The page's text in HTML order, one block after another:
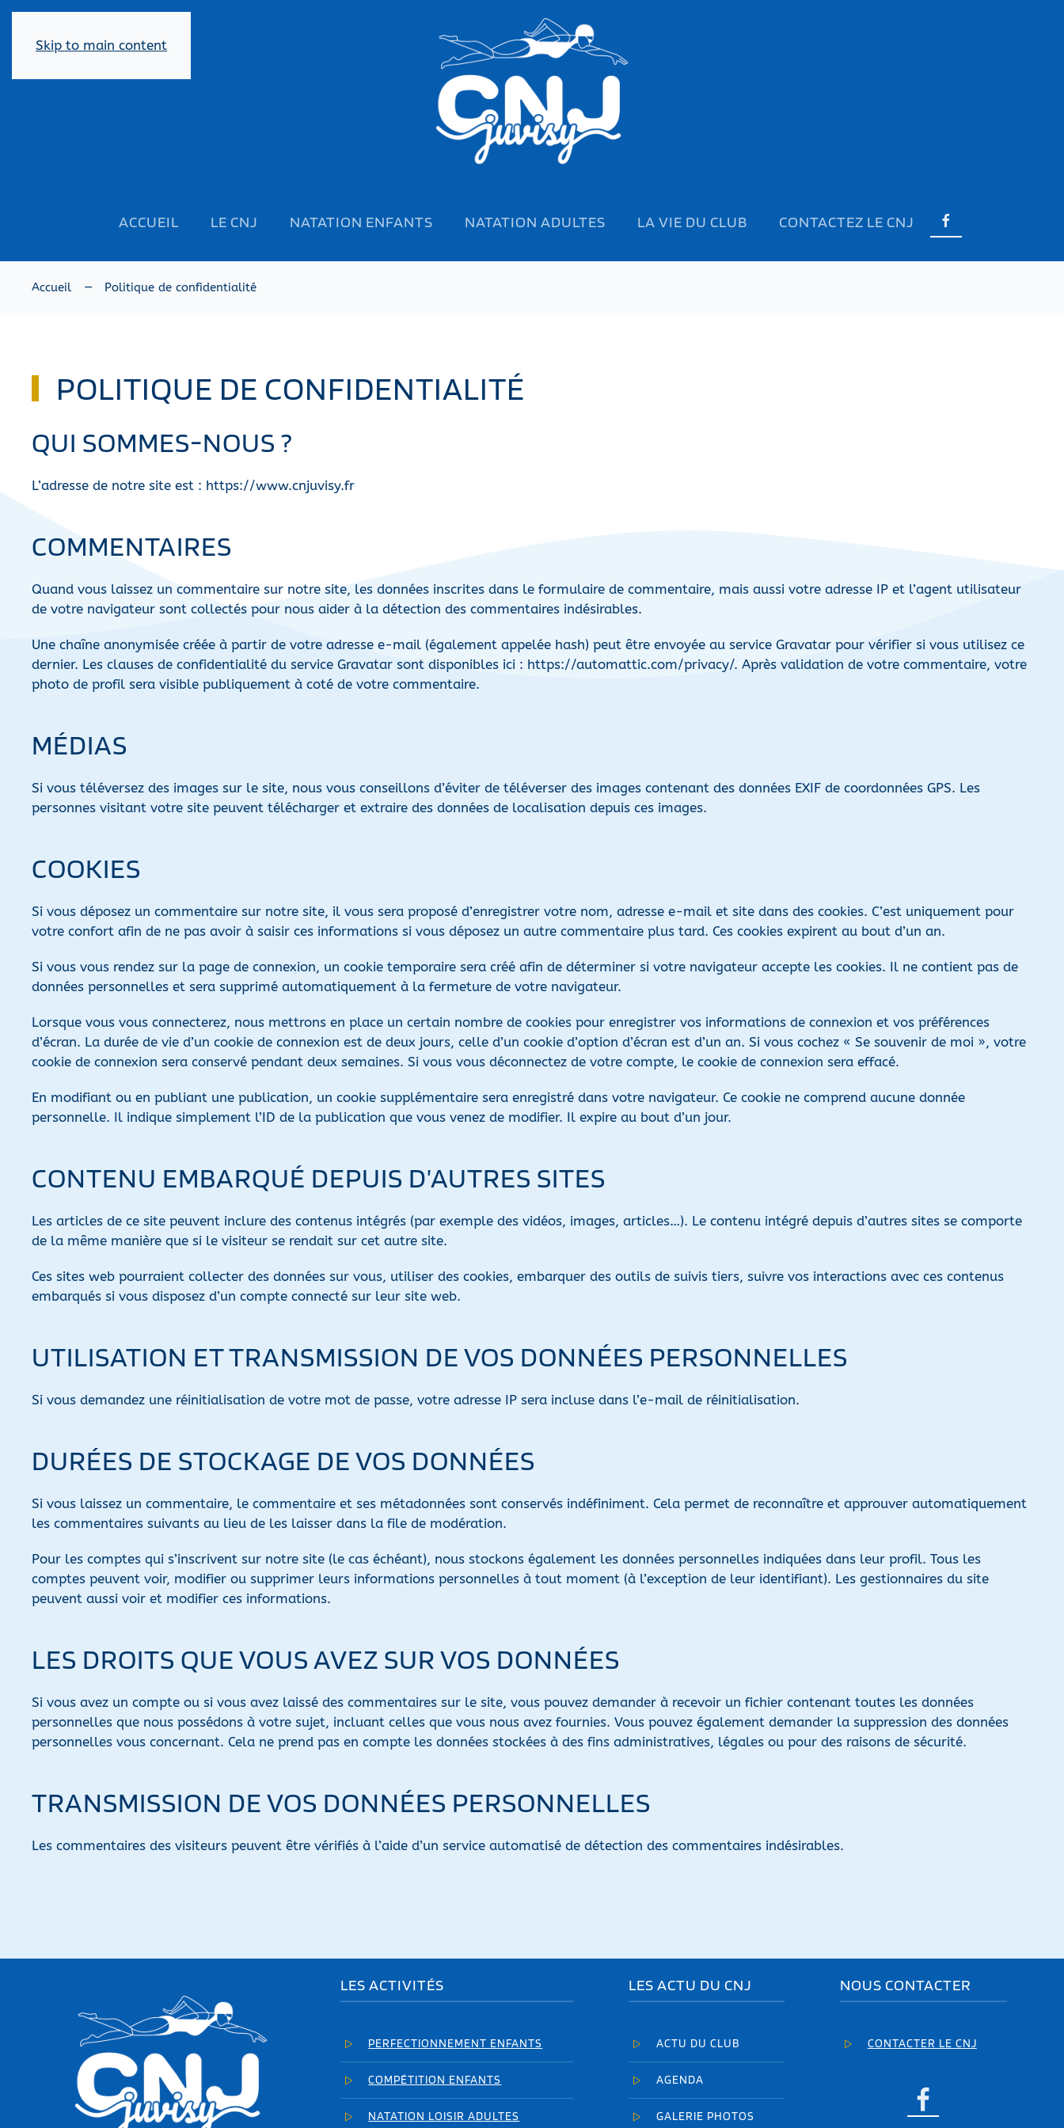
Skip to main content
ACCUEIL LE CNJ NATATION ENFANTS NATATION ADULTES LA VIE DU CLUB CONTACTEZ LE CNJ
Accueil Politique de confidentialité
POLITIQUE DE CONFIDENTIALITÉ
QUI SOMMES-NOUS ?
L’adresse de notre site est : https://www.cnjuvisy.fr
COMMENTAIRES
Quand vous laissez un commentaire sur notre site, les données inscrites dans le formulaire de commentaire, mais aussi votre adresse IP et l’agent utilisateur
de votre navigateur sont collectés pour nous aider à la détection des commentaires indésirables.
Une chaîne anonymisée créée à partir de votre adresse e-mail (également appelée hash) peut être envoyée au service Gravatar pour vérifier si vous utilisez ce
dernier. Les clauses de confidentialité du service Gravatar sont disponibles ici : https://automattic.com/privacy/. Après validation de votre commentaire, votre
photo de profil sera visible publiquement à coté de votre commentaire.
MÉDIAS
Si vous téléversez des images sur le site, nous vous conseillons d’éviter de téléverser des images contenant des données EXIF de coordonnées GPS. Les
personnes visitant votre site peuvent télécharger et extraire des données de localisation depuis ces images.
COOKIES
Si vous déposez un commentaire sur notre site, il vous sera proposé d’enregistrer votre nom, adresse e-mail et site dans des cookies. C’est uniquement pour
votre confort afin de ne pas avoir à saisir ces informations si vous déposez un autre commentaire plus tard. Ces cookies expirent au bout d’un an.
Si vous vous rendez sur la page de connexion, un cookie temporaire sera créé afin de déterminer si votre navigateur accepte les cookies. Il ne contient pas de
données personnelles et sera supprimé automatiquement à la fermeture de votre navigateur.
Lorsque vous vous connecterez, nous mettrons en place un certain nombre de cookies pour enregistrer vos informations de connexion et vos préférences
d’écran. La durée de vie d’un cookie de connexion est de deux jours, celle d’un cookie d’option d’écran est d’un an. Si vous cochez « Se souvenir de moi », votre
cookie de connexion sera conservé pendant deux semaines. Si vous vous déconnectez de votre compte, le cookie de connexion sera effacé.
En modifiant ou en publiant une publication, un cookie supplémentaire sera enregistré dans votre navigateur. Ce cookie ne comprend aucune donnée
personnelle. Il indique simplement l’ID de la publication que vous venez de modifier. Il expire au bout d’un jour.
CONTENU EMBARQUÉ DEPUIS D’AUTRES SITES
Les articles de ce site peuvent inclure des contenus intégrés (par exemple des vidéos, images, articles…). Le contenu intégré depuis d’autres sites se comporte
de la même manière que si le visiteur se rendait sur cet autre site.
Ces sites web pourraient collecter des données sur vous, utiliser des cookies, embarquer des outils de suivis tiers, suivre vos interactions avec ces contenus
embarqués si vous disposez d’un compte connecté sur leur site web.
UTILISATION ET TRANSMISSION DE VOS DONNÉES PERSONNELLES
Si vous demandez une réinitialisation de votre mot de passe, votre adresse IP sera incluse dans l’e-mail de réinitialisation.
DURÉES DE STOCKAGE DE VOS DONNÉES
Si vous laissez un commentaire, le commentaire et ses métadonnées sont conservés indéfiniment. Cela permet de reconnaître et approuver automatiquement
les commentaires suivants au lieu de les laisser dans la file de modération.
Pour les comptes qui s’inscrivent sur notre site (le cas échéant), nous stockons également les données personnelles indiquées dans leur profil. Tous les
comptes peuvent voir, modifier ou supprimer leurs informations personnelles à tout moment (à l’exception de leur identifiant). Les gestionnaires du site
peuvent aussi voir et modifier ces informations.
LES DROITS QUE VOUS AVEZ SUR VOS DONNÉES
Si vous avez un compte ou si vous avez laissé des commentaires sur le site, vous pouvez demander à recevoir un fichier contenant toutes les données
personnelles que nous possédons à votre sujet, incluant celles que vous nous avez fournies. Vous pouvez également demander la suppression des données
personnelles vous concernant. Cela ne prend pas en compte les données stockées à des fins administratives, légales ou pour des raisons de sécurité.
TRANSMISSION DE VOS DONNÉES PERSONNELLES
Les commentaires des visiteurs peuvent être vérifiés à l’aide d’un service automatisé de détection des commentaires indésirables.
LES ACTIVITÉS
PERFECTIONNEMENT ENFANTS
COMPÉTITION ENFANTS
NATATION LOISIR ADULTES
LES ACTU DU CNJ
ACTU DU CLUB
AGENDA
GALERIE PHOTOS
NOUS CONTACTER
CONTACTER LE CNJ